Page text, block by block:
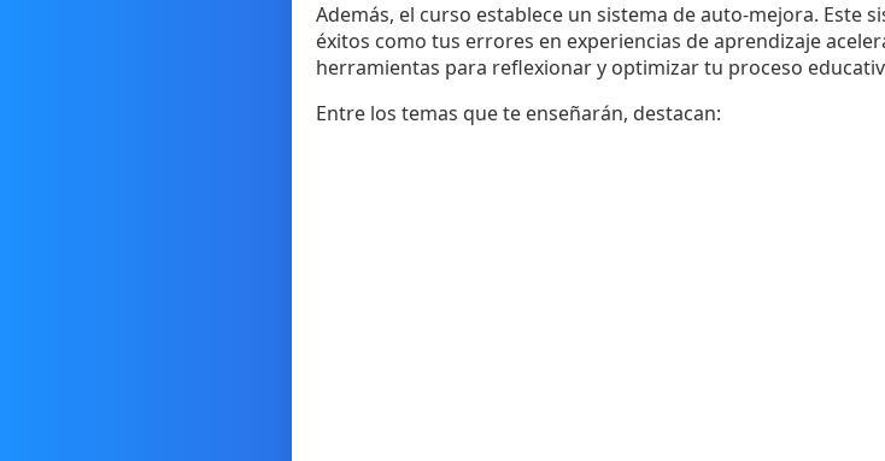
Además, el curso establece un sistema de auto-mejora.
éxitos como tus errores en experiencias de aprendizaje
herramientas para reflexionar y optimizar tu proceso
Entre los temas que te enseñarán, destacan: